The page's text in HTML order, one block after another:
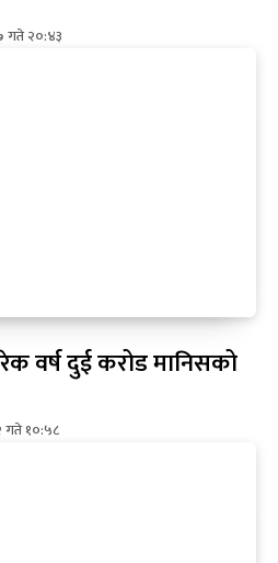
गते २०:४३
वर्ष दुई करोड मानिसको
गते १०:५८